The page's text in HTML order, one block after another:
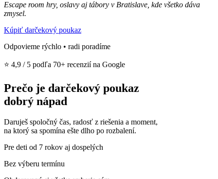
Escape room hry, oslavy aj tábory v Bratislave, kde všetko dáva
zmysel.
Kúpiť darčekový poukaz
Odpovieme rýchlo • radi poradíme
⭐ 4,9 / 5 podľa 70+ recenzií na Google
Prečo je darčekový poukaz
dobrý nápad
Daruješ spoločný čas, radosť z riešenia a moment,
na ktorý sa spomína ešte dlho po rozbalení.
Pre deti od 7 rokov aj dospelých
Bez výberu termínu